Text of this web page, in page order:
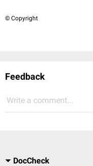
© Copyright
Feedback
Write a comment...
DocCheck